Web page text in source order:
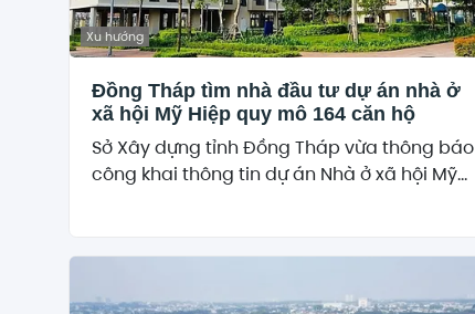
Xu hướng
Đồng Tháp tìm nhà đầu tư dự án nhà ở
xã hội Mỹ Hiệp quy mô 164 căn hộ
Sở Xây dựng tỉnh Đồng Tháp vừa thông báo
công khai thông tin dự án Nhà ở xã hội Mỹ...